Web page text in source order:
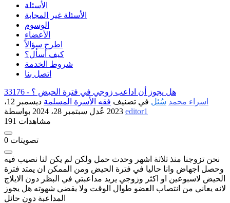
الأسئلة
الأسئلة غير المجابة
الوسوم
الأعضاء
اطرح سؤالاً
كيف أسأل؟
شروط الخدمة
اتصل بنا
33176 - هل يجوز أن اداعب زوجي في فترة الحيض ؟
اسراء محمد سُئل في تصنيف فقه الأسرة المسلمة
ديسمبر 12،
2023 عُدل سبتمبر 28، 2024
editor1
191 مشاهدات
0 تصويتات
نحن تزوجنا منذ ثلاثة اشهر وحدث حمل ولكن لم يكن لنا نصيب فيه
وحصل اجهاض وانا حاليا في فترة الحيض ومن الممكن ان يمتد فترة
الحيض لاسبوعين او اكثر وزوجي يريد مداعبتي في البظر دون الايلاج
لانه يعاني من انتصاب العضو طوال الوقت ولا يقضي شهوته هل يجوز
المداعبة دون حائل